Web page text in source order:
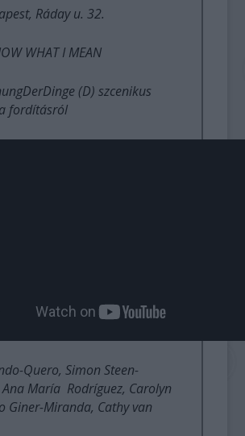
Ráday u. 32.
WHAT I MEAN
(D) szcenikus
fordításról
Quero, Simon Steen-
María Rodríguez, Carolyn
Giner-Miranda, Cathy van